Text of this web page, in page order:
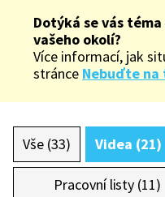
Dotýká se vás
vašeho okolí?
Více informací, jak
stránce Nebuďte na
Vše (33) Videa (21)
Pracovní listy (11)